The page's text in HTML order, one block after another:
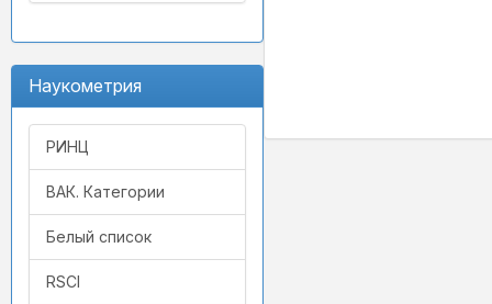
Наукометрия
РИНЦ
ВАК. Категории
Белый список
RSCI